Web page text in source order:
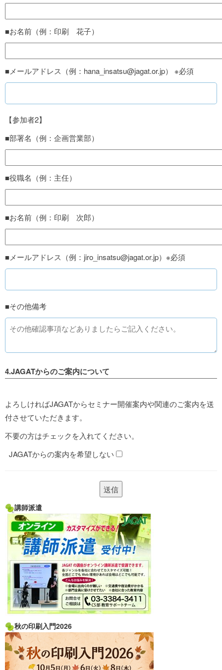
■お名前（例：印刷 花子）
■メールアドレス（例：hana_insatsu@jagat.or.jp） ※必須
【参加者2】
■部署名（例：企画営業部）
■役職名（例：主任）
■お名前（例：印刷 次郎）
■メールアドレス（例：jiro_insatsu@jagat.or.jp）※必須
■その他備考
4.JAGATからのご案内について
よろしければJAGATからセミナー開催案内や関連のご案内を送
付させていただきます。
不要の方はチェックを入れてください。
JAGATからの案内を希望しない
講師派遣
秋の印刷入門2026